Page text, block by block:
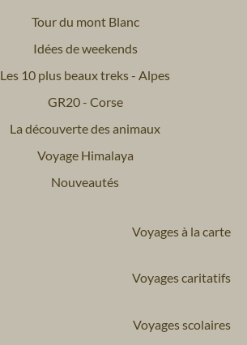
Tour du mont Blanc
Idées de weekends
Les 10 plus beaux treks - Alpes
GR20 - Corse
La découverte des animaux
Voyage Himalaya
Nouveautés
Voyages à la carte
Voyages caritatifs
Voyages scolaires